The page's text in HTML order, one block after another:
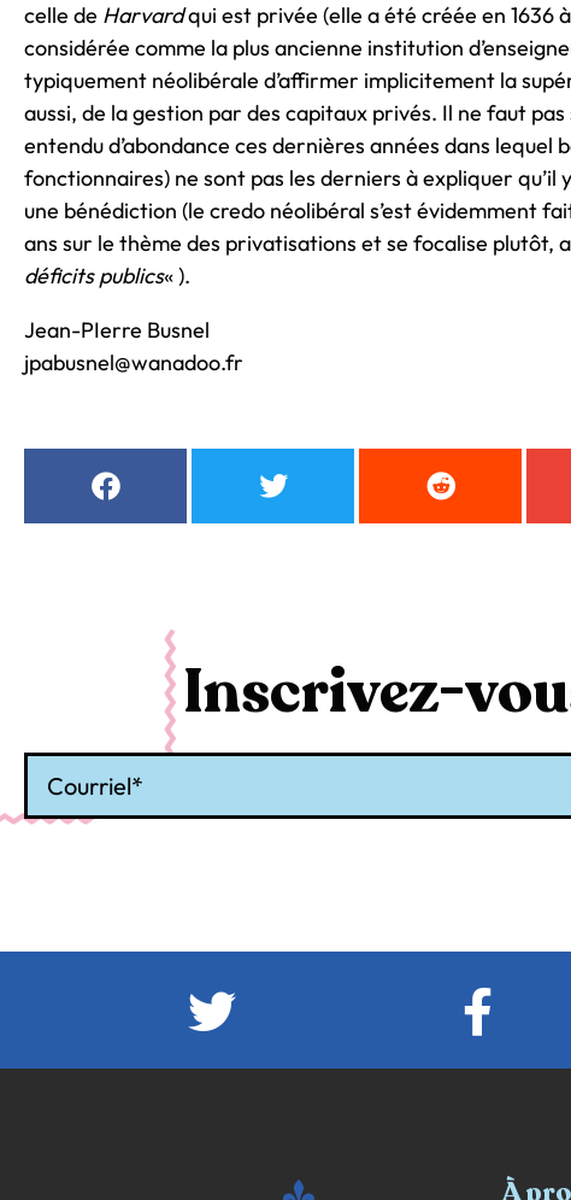
celle de Harvardqui est privée (elle a été créée en 1636
considérée comme la plus ancienne institution
typiquement néolibérale d’affirmer implicitement la
aussi, de la gestion par des capitaux privés. Il ne faut
entendu d’abondance ces dernières années dans lequel
fonctionnaires) ne sont pas les derniers à expliquer
une bénédiction (le credo néolibéral s’est évidemment
ans sur le thème des privatisations et se focalise plutôt,
déficits publics« ).
Jean-PIerre Busnel
jpabusnel@wanadoo.fr
Inscrivez-